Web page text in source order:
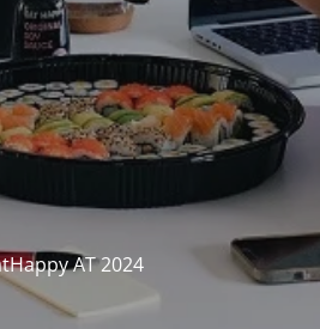
AT 2024